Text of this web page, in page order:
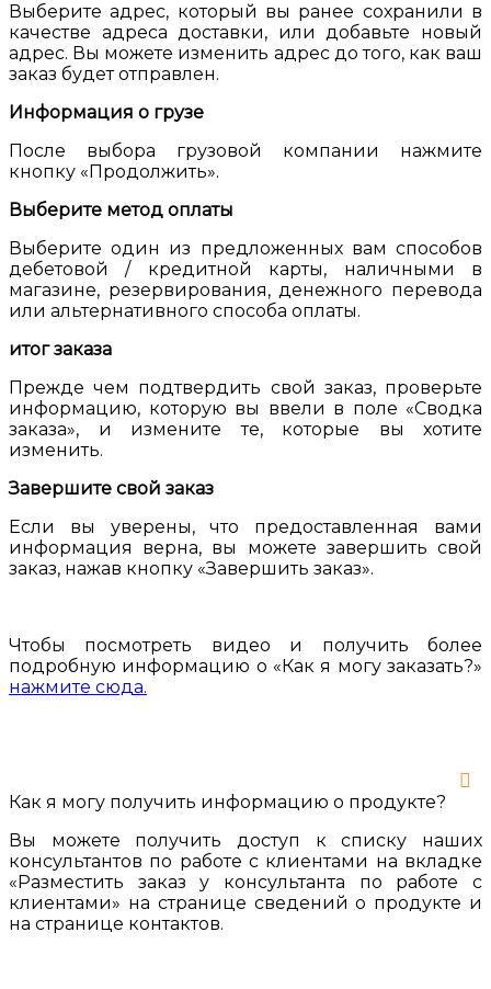
Выберите адрес, который вы ранее сохранили в
качестве адреса доставки, или добавьте новый
адрес. Вы можете изменить адрес до того, как ваш
заказ будет отправлен.
Информация о грузе
После выбора грузовой компании нажмите
кнопку «Продолжить».
Выберите метод оплаты
Выберите один из предложенных вам способов
дебетовой / кредитной карты, наличными в
магазине, резервирования, денежного перевода
или альтернативного способа оплаты.
итог заказа
Прежде чем подтвердить свой заказ, проверьте
информацию, которую вы ввели в поле «Сводка
заказа», и измените те, которые вы хотите
изменить.
Завершите свой заказ
Если вы уверены, что предоставленная вами
информация верна, вы можете завершить свой
заказ, нажав кнопку «Завершить заказ».
Чтобы посмотреть видео и получить более
подробную информацию о «Как я могу заказать?»
нажмите сюда.
Как я могу получить информацию о продукте?
Вы можете получить доступ к списку наших
консультантов по работе с клиентами на вкладке
«Разместить заказ у консультанта по работе с
клиентами» на странице сведений о продукте и
на странице контактов.